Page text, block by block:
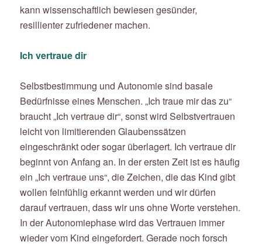
kann wissenschaftlich bewiesen gesünder,
resillienter zufriedener machen.
Ich vertraue dir
Selbstbestimmung und Autonomie sind basale
Bedürfnisse eines Menschen. „Ich traue mir das zu“
braucht„Ich vertraue dir“, sonst wird Selbstvertrauen
leicht von limitierenden Glaubenssätzen
eingeschränkt oder sogar überlagert. Ich vertraue dir
beginnt von Anfang an. In der ersten Zeit ist es häufig
ein „Ich vertraue uns“, die Zeichen, die das Kind gibt
wollen feinfühlig erkannt werden und wir dürfen
darauf vertrauen, dass wir uns ohne Worte verstehen.
In der Autonomiephase wird das Vertrauen immer
wieder vom Kind eingefordert. Gerade noch forsch